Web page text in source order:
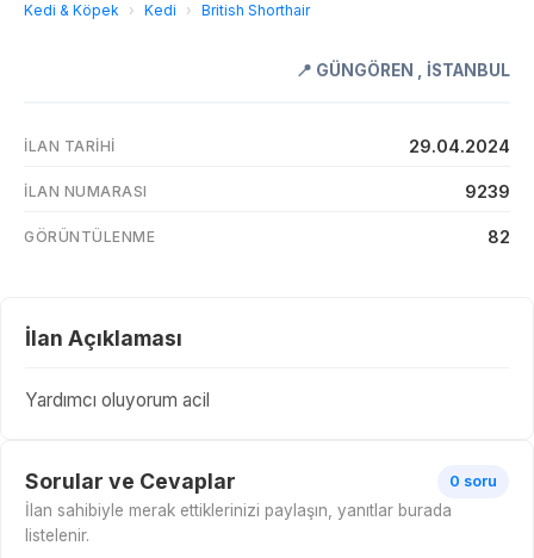
Kedi & Köpek › Kedi › British Shorthair
📍 GÜNGÖREN İSTANBUL
İLAN TARIHI 29.04.2024
İLAN NUMARASI 9239
GÖRÜNTÜLENME 82
İlan Açıklaması
Yardımcı oluyorum acil
Sorular ve Cevaplar 0 soru
İlan sahibiyle merak ettiklerinizi paylaşın, yanıtlar burada
listelenir.